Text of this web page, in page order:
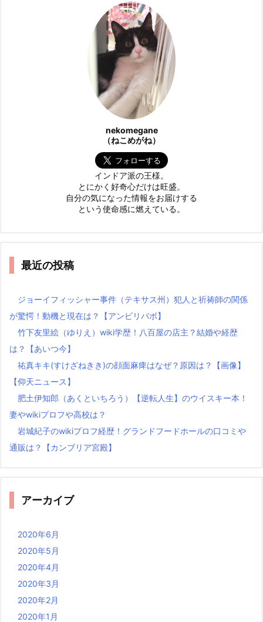
nekomegane
（ねこめがね）
インドア派の王様。
とにかく好奇心だけは旺盛。
自分の気になった情報をお届けする
という使命感に燃えている。
最近の投稿
ジョーイフィッシャー事件（テキサス州）犯人と祈祷師の関係
が驚愕！動機と現在は？【アンビリバボ】
竹下友里絵（ゆりえ）wiki学歴！八百屋の店主？結婚や経歴
は？【あいつ今】
祐真キキ(すけざねきき)の顔面麻痺はなぜ？原因は？【画像】
【仰天ニュース】
肥土伊知郎（あくといちろう）【逆転人生】のウイスキー本！
妻やwikiプロフや高校は？
岩城紀子のwikiプロフ経歴！グランドフードホールの口コミや
通販は？【カンブリア宮殿】
アーカイブ
2020年6月
2020年5月
2020年4月
2020年3月
2020年2月
2020年1月